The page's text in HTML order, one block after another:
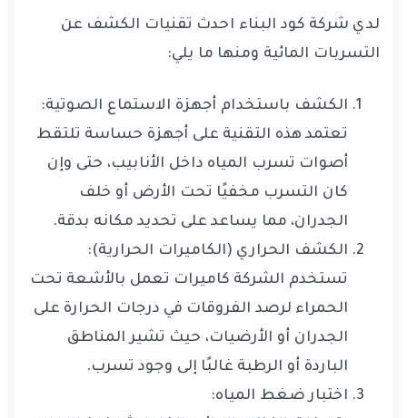
لدي شركة كود البناء احدث تقنيات الكشف عن
التسربات المائية ومنها ما يلي:
الكشف باستخدام أجهزة الاستماع الصوتية:
تعتمد هذه التقنية على أجهزة حساسة تلتقط
أصوات تسرب المياه داخل الأنابيب، حتى وإن
كان التسرب مخفيًا تحت الأرض أو خلف
الجدران، مما يساعد على تحديد مكانه بدقة.
الكشف الحراري (الكاميرات الحرارية):
تستخدم الشركة كاميرات تعمل بالأشعة تحت
الحمراء لرصد الفروقات في درجات الحرارة على
الجدران أو الأرضيات، حيث تشير المناطق
الباردة أو الرطبة غالبًا إلى وجود تسرب.
اختبار ضغط المياه: